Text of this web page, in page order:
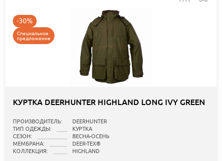
-30%
Специальное
предложение
КУРТКА DEERHUNTER HIGHLAND LONG IVY GREEN
ПРОИЗВОДИТЕЛЬ:
DEERHUNTER
ТИП ОДЕЖДЫ:
КУРТКА
СЕЗОН:
ВЕСНА-ОСЕНЬ
МЕМБРАНА:
DEER-TEX®
КОЛЛЕКЦИЯ:
HIGHLAND